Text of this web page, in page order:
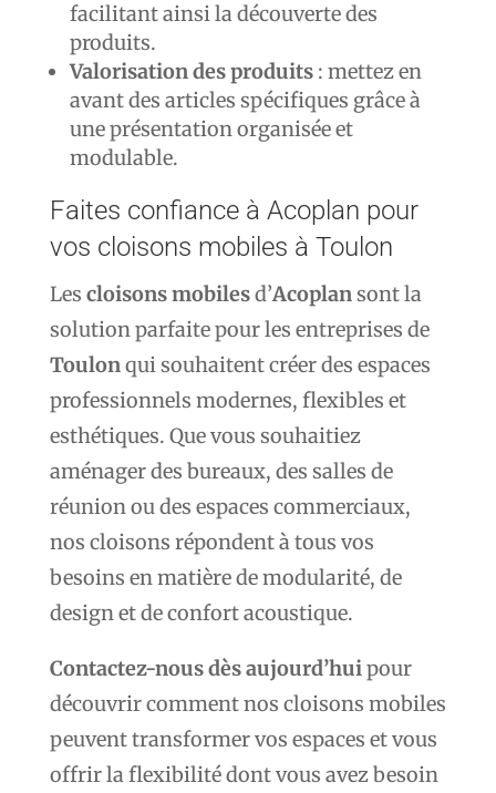
facilitant ainsi la découverte des
produits.
Valorisation des produits: mettez en
avant des articles spécifiques grâce à
une présentation organisée et
modulable.
Faites confiance à Acoplan pour
vos cloisons mobiles à Toulon
Les cloisons mobilesd’Acoplansont la
solution parfaite pour les entreprises de
Toulonqui souhaitent créer des espaces
professionnels modernes, flexibles et
esthétiques. Que vous souhaitiez
aménager des bureaux, des salles de
réunion ou des espaces commerciaux,
nos cloisons répondent à tous vos
besoins en matière de modularité, de
design et de confort acoustique.
Contactez-nous dès aujourd’huipour
découvrir comment nos cloisons mobiles
peuvent transformer vos espaces et vous
offrir la flexibilité dont vous avez besoin